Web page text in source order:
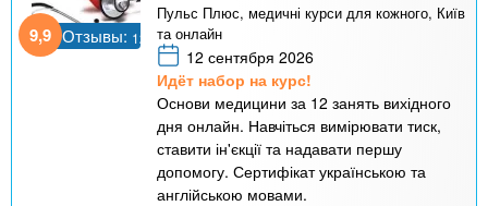
9,9 Отзывы: 12
Пульс Плюс, медичні курси для кожного, Київ
та онлайн
12 сентября 2026
Идёт набор на курс!
Основи медицини за 12 занять вихідного
дня онлайн. Навчіться вимірювати тиск,
ставити ін'єкції та надавати першу
допомогу. Сертифікат українською та
англійською мовами.